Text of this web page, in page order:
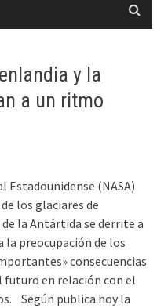
y la
a un ritmo
Estadounidense (NASA)
los glaciares de
la Antártida se derrite a
la preocupación de los
consecuencias
futuro en relación con el
Según publica hoy la